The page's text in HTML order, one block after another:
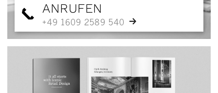
ANRUFEN
+49 1609 2589 540